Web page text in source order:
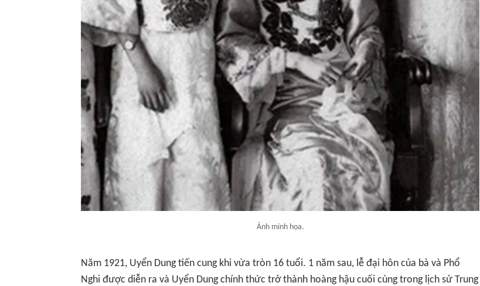
Ảnh minh họa.
Năm 1921, Uyển Dung tiến cung khi vừa tròn 16 tuổi. 1 năm sau, lễ đại hôn của bà và Phổ
Nghi được diễn ra và Uyển Dung chính thức trở thành hoàng hậu cuối cùng trong lịch sử Trung